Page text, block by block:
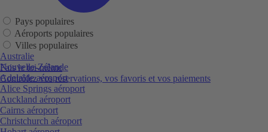
Fais le toi-même
Contrôlez vos réservations, vos favoris et vos paiements
Pays populaires
Aéroports populaires
Villes populaires
Australie
Nouvelle-Zélande
Adelaide aéroport
Alice Springs aéroport
Auckland aéroport
Cairns aéroport
Christchurch aéroport